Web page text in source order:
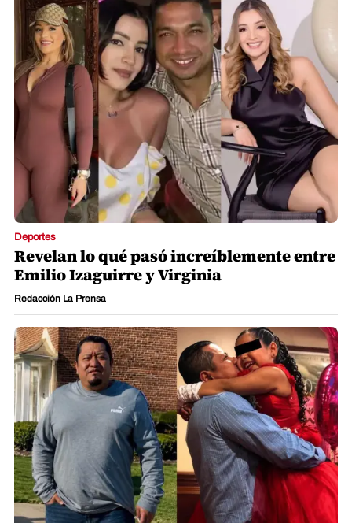
Deportes
Revelan lo qué pasó increíblemente entre
Emilio Izaguirre y Virginia
Redacción La Prensa